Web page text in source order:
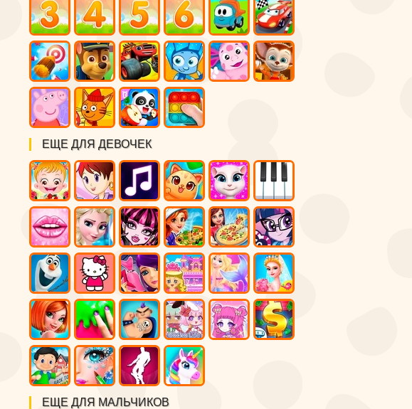
ЕЩЕ ДЛЯ ДЕВОЧЕК
ЕЩЕ ДЛЯ МАЛЬЧИКОВ